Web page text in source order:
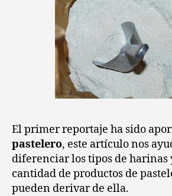
El primer reportaje ha sido
pastelero, este artículo nos
diferenciar los tipos de harinas
cantidad de productos de
pueden derivar de ella.